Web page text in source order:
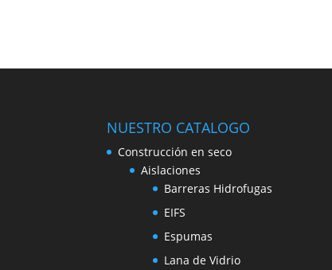
NUESTRO CATALOGO
Construcción en seco
Aislaciones
Barreras Hidrofugas
EIFS
Espumas
Lana de Vidrio